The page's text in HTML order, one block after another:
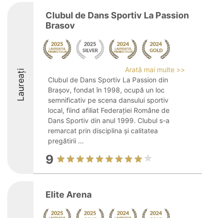
Laureați
Clubul de Dans Sportiv La Passion
Brasov
Arată mai multe >>
Clubul de Dans Sportiv La Passion din
Brașov, fondat în 1998, ocupă un loc
semnificativ pe scena dansului sportiv
local, fiind afiliat Federației Române de
Dans Sportiv din anul 1999. Clubul s-a
remarcat prin disciplina și calitatea
pregătirii ...
9
Elite Arena